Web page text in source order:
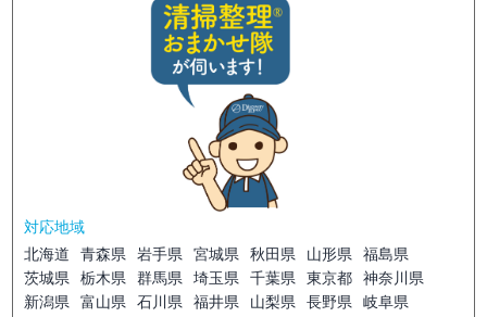
対応地域
北海道
青森県 岩手県 宮城県 秋田県 山形県
福島県
茨城県
栃木県 群馬県 埼玉県 千葉県 東京都
神奈川県
新潟県
富山県 石川県 福井県 山梨県 長野県 岐阜県